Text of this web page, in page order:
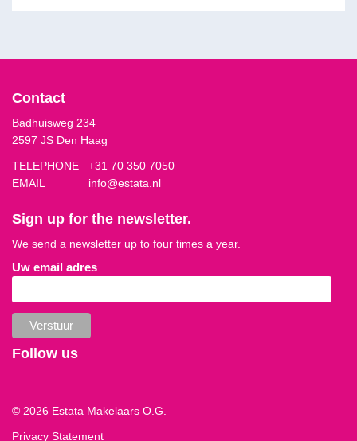
Contact
Badhuisweg 234
2597 JS Den Haag
TELEPHONE +31 70 350 7050
EMAIL
info@estata.nl
Sign up for the newsletter.
We send a newsletter up to four times a year.
Uw email adres
Follow us
© 2026 Estata Makelaars O.G.
Privacy Statement